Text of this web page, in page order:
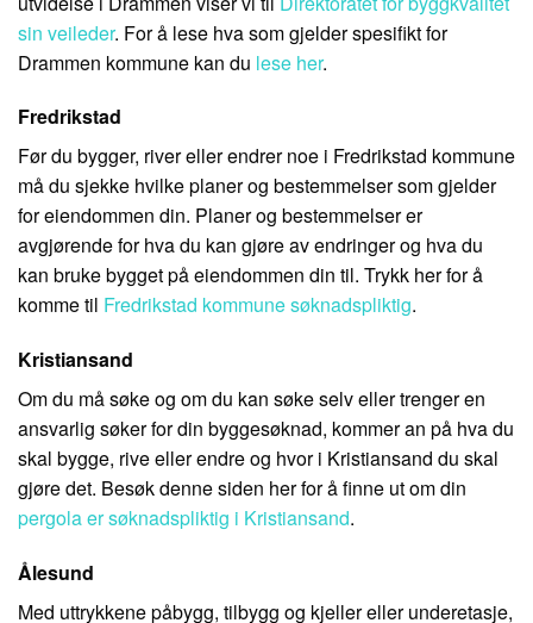
sin veileder. For å lese hva som gjelder spesifikt for
Drammen kommune kan du lese her.
Fredrikstad
Før du bygger, river eller endrer noe i Fredrikstad kommune
må du sjekke hvilke planer og bestemmelser som gjelder
for eiendommen din. Planer og bestemmelser er
avgjørende for hva du kan gjøre av endringer og hva du
kan bruke bygget på eiendommen din til. Trykk her for å
komme til Fredrikstad kommune søknadspliktig.
Kristiansand
Om du må søke og om du kan søke selv eller trenger en
ansvarlig søker for din byggesøknad, kommer an på hva du
skal bygge, rive eller endre og hvor i Kristiansand du skal
gjøre det. Besøk denne siden her for å finne ut om din
pergola er søknadspliktig i Kristiansand.
Ålesund
Med uttrykkene påbygg, tilbygg og kjeller eller underetasje,